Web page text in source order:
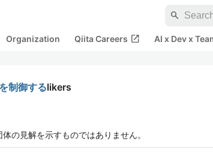
search
Organization Qiita Careers open_in_new AI x Dev x
制御するlikers
の見解を示すものではありません。